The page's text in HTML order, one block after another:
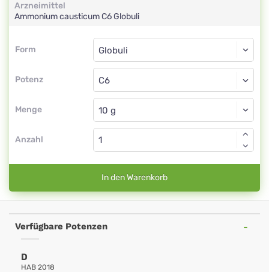
Arzneimittel
Ammonium causticumC6Globuli
Form
Form
Potenz
Globuli
C6
Menge
Globuli
Anzahl
In den Warenkorb
Verfügbare Potenzen
D
HAB 2018